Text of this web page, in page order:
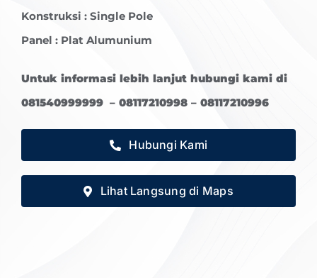
Konstruksi : Single Pole
Panel : Plat Alumunium
Untuk informasi lebih lanjut hubungi kami di
081540999999 – 08117210998 – 08117210996
Hubungi Kami
Lihat Langsung di Maps